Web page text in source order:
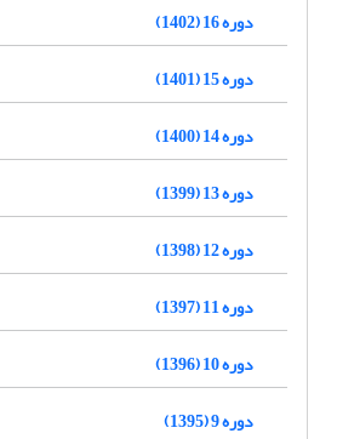
دوره 16 (1402)
دوره 15 (1401)
دوره 14 (1400)
دوره 13 (1399)
دوره 12 (1398)
دوره 11 (1397)
دوره 10 (1396)
دوره 9 (1395)